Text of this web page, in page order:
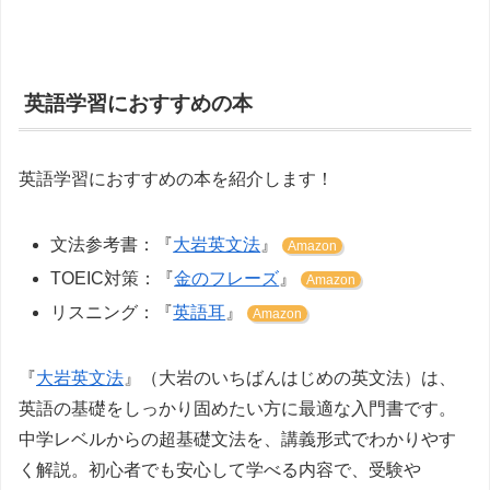
英語学習におすすめの本
英語学習におすすめの本を紹介します！
文法参考書：『大岩英文法 』 Amazon
TOEIC対策：『金のフレーズ 』 Amazon
リスニング：『英語耳』 Amazon
『大岩英文法』（大岩のいちばんはじめの英文法）は、
英語の基礎をしっかり固めたい方に最適な入門書です。
中学レベルからの超基礎文法を、講義形式でわかりやす
く解説。初心者でも安心して学べる内容で、受験や